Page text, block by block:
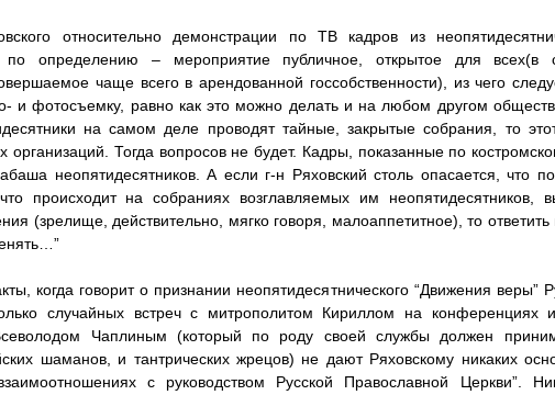
относительно демонстрации по ТВ кадров из
по определению – мероприятие публичное, открытое для всех(в
чаще всего в арендованной госсобственности), из чего
и фотосъемку, равно как это можно делать и на любом другом
на самом деле проводят тайные, закрытые собрания, то
организаций. Тогда вопросов не будет. Кадры, показанные по
неопятидесятников. А если г-н Ряховский столь опасается, что
происходит на собраниях возглавляемых им неопятидесятников,
(зрелище, действительно, мягко говоря, малоаппетитное), то
когда говорит о признании неопятидесятнического “Движения веры”
случайных встреч с митрополитом Кириллом на конференциях
Чаплиным (который по роду своей службы должен
шаманов, и тантрических жрецов) не дают Ряховскому никаких
с руководством Русской Православной Церкви”.